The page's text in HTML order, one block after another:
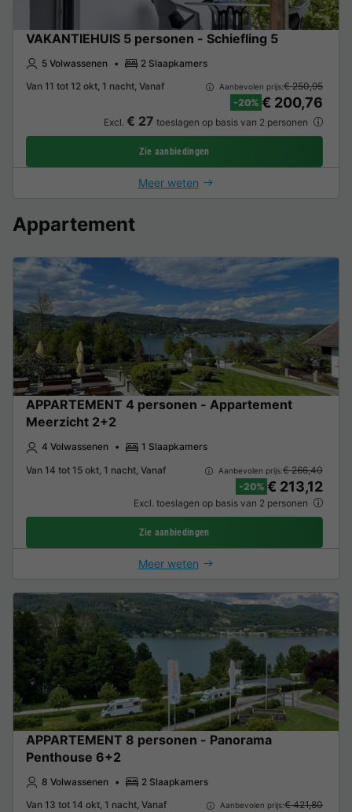
VAKANTIEHUIS 5 personen - Schiefling 5
5 Volwassenen
2 Slaapkamers
Van 11 tot 12 okt, 1 nacht, Vanaf
Aanbevolen prijs:€ 250,95
-20% € 200,76
Excl. € 27 toeslagen op basis van 2 personen
Zie aanbiedingen
Meer weten
Appartement
APPARTEMENT 4 personen - Appartement
Meerzicht 2+2
4 Volwassenen
1 Slaapkamers
Van 14 tot 15 okt, 1 nacht, Vanaf
Aanbevolen prijs:€ 266,40
-20% € 213,12
Excl. toeslagen op basis van 2 personen
Zie aanbiedingen
Meer weten
APPARTEMENT 8 personen - Panorama
Penthouse 6+2
8 Volwassenen
2 Slaapkamers
Van 13 tot 14 okt, 1 nacht, Vanaf
Aanbevolen prijs:€ 421,80